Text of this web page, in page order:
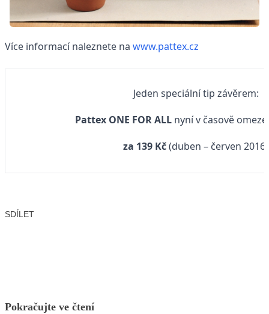
Více informací naleznete na www.pattex.cz
Jeden speciální tip závěrem:
Pattex ONE FOR ALLnyní v časově
za 139 Kč(duben – červen 2016)
SDÍLET
Pokračujte ve čtení